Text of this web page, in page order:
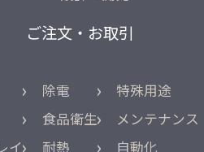
ご注文・お取引
イ
除電
食品衛生
耐熱
特殊用途
メンテナンス
自動化